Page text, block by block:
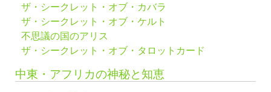
ザ・シークレット・オブ・カバラ
ザ・シークレット・オブ・ケルト
不思議の国のアリス
ザ・シークレット・オブ・タロットカード
中東・アフリカの神秘と知恵